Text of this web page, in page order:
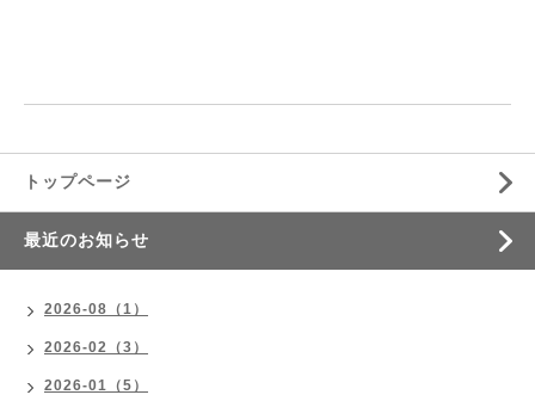
トップページ
最近のお知らせ
2026-08（1）
2026-02（3）
2026-01（5）